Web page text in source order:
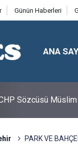
Günün Haberleri
ANA
Sözcüsü Müslim
PARK VE